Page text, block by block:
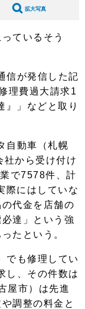
ショップ検索
コラム
拡大写真
ているそう
信が発信した記
理費過大請求1
』」などと取り
自動車（札幌
社から受け付け
で7578件、計
際にはしていな
代金を店舗の
達」という強
たという。
でも修理してい
し、その件数は
屋市）は先進
調整の料金と